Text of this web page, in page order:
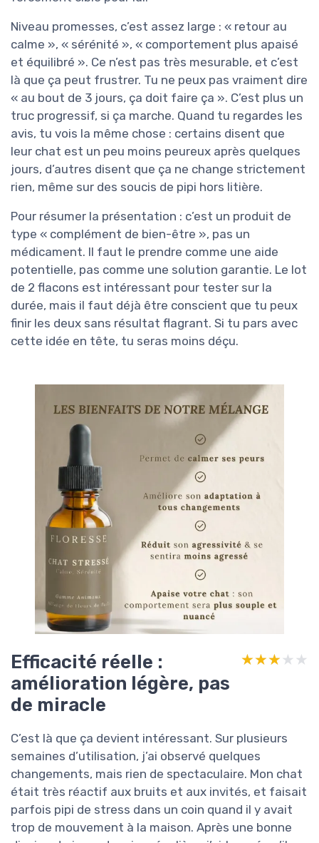
Niveau promesses, c’est assez large : « retour au
calme », « sérénité », « comportement plus apaisé
et équilibré ». Ce n’est pas très mesurable, et c’est
là que ça peut frustrer. Tu ne peux pas vraiment dire
« au bout de 3 jours, ça doit faire ça ». C’est plus un
truc progressif, si ça marche. Quand tu regardes les
avis, tu vois la même chose : certains disent que
leur chat est un peu moins peureux après quelques
jours, d’autres disent que ça ne change strictement
rien, même sur des soucis de pipi hors litière.
Pour résumer la présentation : c’est un produit de
type « complément de bien-être », pas un
médicament. Il faut le prendre comme une aide
potentielle, pas comme une solution garantie. Le lot
de 2 flacons est intéressant pour tester sur la
durée, mais il faut déjà être conscient que tu peux
finir les deux sans résultat flagrant. Si tu pars avec
cette idée en tête, tu seras moins déçu.
Efficacité réelle :
amélioration légère, pas
de miracle
★★★★★
★★★★★
C’est là que ça devient intéressant. Sur plusieurs
semaines d’utilisation, j’ai observé quelques
changements, mais rien de spectaculaire. Mon chat
était très réactif aux bruits et aux invités, et faisait
parfois pipi de stress dans un coin quand il y avait
trop de mouvement à la maison. Après une bonne